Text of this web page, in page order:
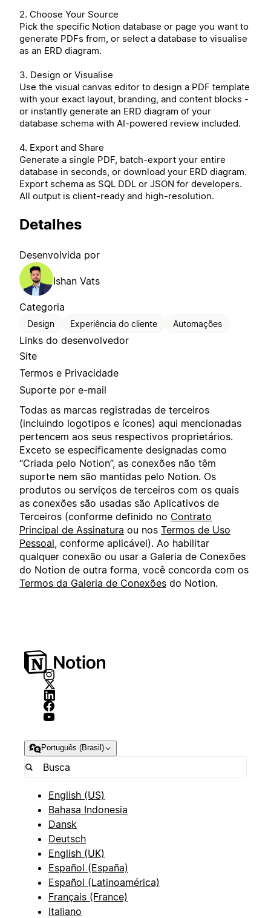
2. Choose Your Source
Pick the specific Notion database or page you want to
generate PDFs from, or select a database to visualise
as an ERD diagram.
3. Design or Visualise
Use the visual canvas editor to design a PDF template
with your exact layout, branding, and content blocks -
or instantly generate an ERD diagram of your
database schema with AI-powered review included.
4. Export and Share
Generate a single PDF, batch-export your entire
database in seconds, or download your ERD diagram.
Export schema as SQL DDL or JSON for developers.
All output is client-ready and high-resolution.
Detalhes
Desenvolvida por
Ishan Vats
Categoria
Design Experiência do cliente Automações
Links do desenvolvedor
Site
Termos e Privacidade
Suporte por e-mail
Todas as marcas registradas de terceiros
(incluindo logotipos e ícones) aqui mencionadas
pertencem aos seus respectivos proprietários.
Exceto se especificamente designadas como
“Criada pelo Notion”, as conexões não têm
suporte nem são mantidas pelo Notion. Os
produtos ou serviços de terceiros com os quais
as conexões são usadas são Aplicativos de
Terceiros (conforme definido no Contrato
Principal de Assinatura ou nos Termos de Uso
Pessoal, conforme aplicável). Ao habilitar
qualquer conexão ou usar a Galeria de Conexões
do Notion de outra forma, você concorda com os
Termos da Galeria de Conexões do Notion.
Português (Brasil)
English (US)
Bahasa Indonesia
Dansk
Deutsch
English (UK)
Español (España)
Español (Latinoamérica)
Français (France)
Italiano